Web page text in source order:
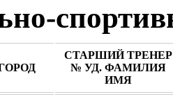
СТАРШИЙ ТРЕНЕР
№ УД. ФАМИЛИЯ
ИМЯ